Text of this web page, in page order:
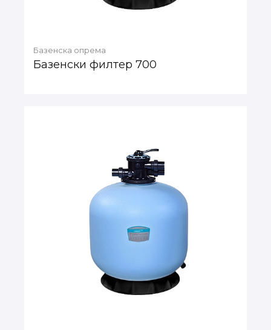
Базенска опрема
Базенски филтер 700